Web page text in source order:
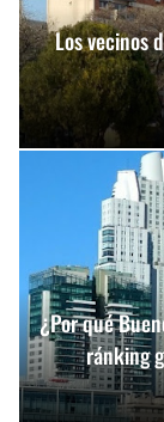
Los vecinos
¿Por qué
ránking